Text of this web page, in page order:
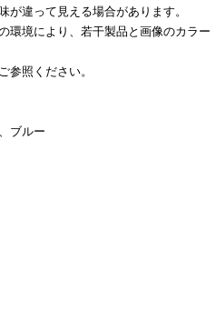
違って見える場合があります。
環境により、若干製品と画像のカラー
参照ください。
ブルー